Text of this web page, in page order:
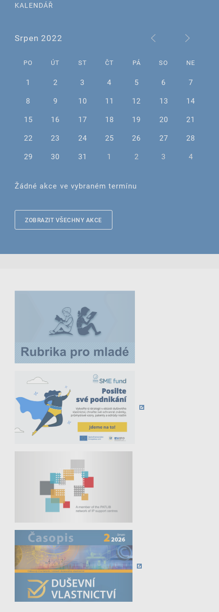
KALENDÁŘ
Srpen 2022
PO ÚT ST ČT PÁ SO NE
1 2 3 4 5 6
7
8
9 10 11 12 13
14
15
16 17 18 19 20
21
22
23 24 25 26 27
28
29
30 31 1 2 3 4
Žádné akce ve vybraném termínu
ZOBRAZIT VŠECHNY AKCE